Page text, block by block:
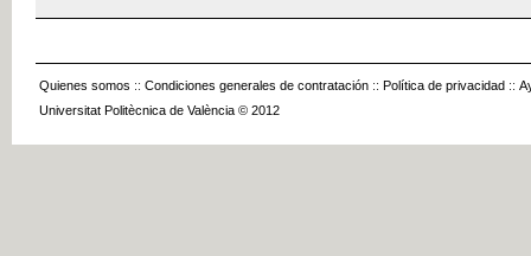
Quienes somos :: Condiciones generales de contratación :: Política de privacidad ::
Universitat Politècnica de València © 2012